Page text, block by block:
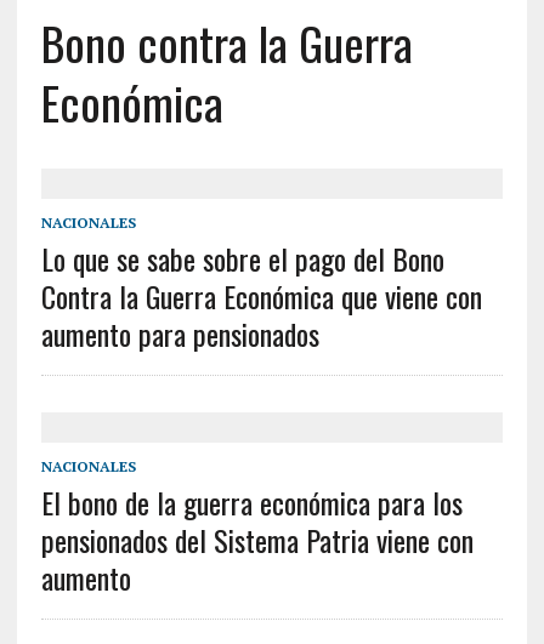
Bono contra la Guerra
Económica
NACIONALES
Lo que se sabe sobre el pago del Bono
Contra la Guerra Económica que viene con
aumento para pensionados
NACIONALES
El bono de la guerra económica para los
pensionados del Sistema Patria viene con
aumento